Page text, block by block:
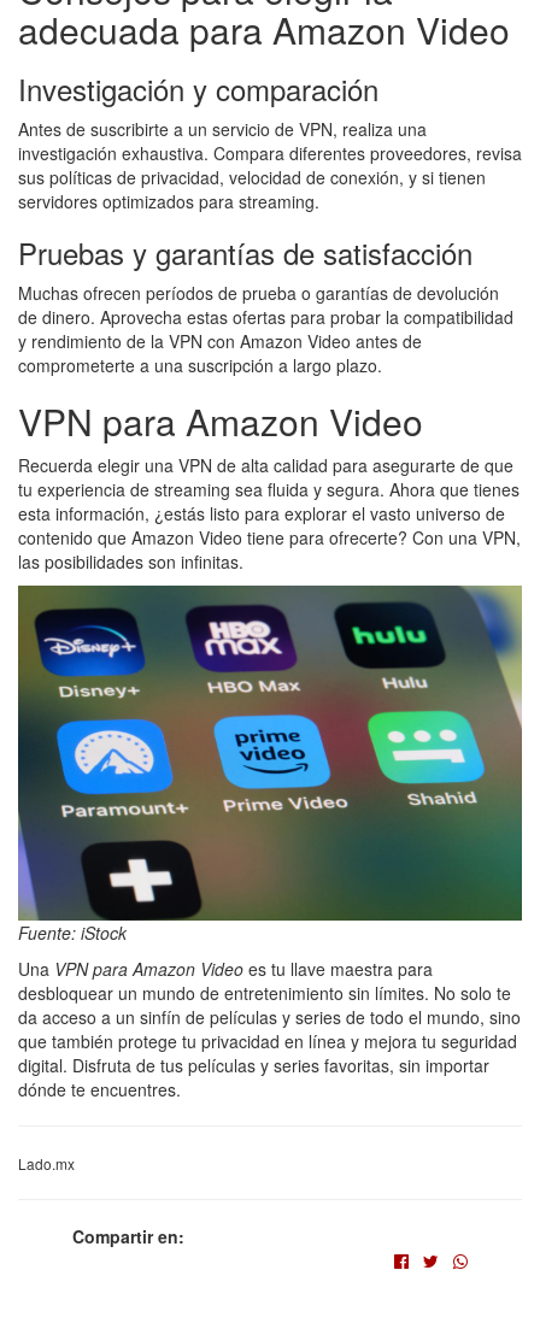
adecuada para Amazon Video
Investigación y comparación
Antes de suscribirte a un servicio de VPN, realiza una
investigación exhaustiva. Compara diferentes proveedores, revisa
sus políticas de privacidad, velocidad de conexión, y si tienen
servidores optimizados para streaming.
Pruebas y garantías de satisfacción
Muchas ofrecen períodos de prueba o garantías de devolución
de dinero. Aprovecha estas ofertas para probar la compatibilidad
y rendimiento de la VPN con Amazon Video antes de
comprometerte a una suscripción a largo plazo.
VPN para Amazon Video
Recuerda elegir una VPN de alta calidad para asegurarte de que
tu experiencia de streaming sea fluida y segura. Ahora que tienes
esta información, ¿estás listo para explorar el vasto universo de
contenido que Amazon Video tiene para ofrecerte? Con una VPN,
las posibilidades son infinitas.
Fuente: iStock
Una VPN para Amazon Video es tu llave maestra para
desbloquear un mundo de entretenimiento sin límites. No solo te
da acceso a un sinfín de películas y series de todo el mundo, sino
que también protege tu privacidad en línea y mejora tu seguridad
digital. Disfruta de tus películas y series favoritas, sin importar
dónde te encuentres.
Lado.mx
Compartir en: